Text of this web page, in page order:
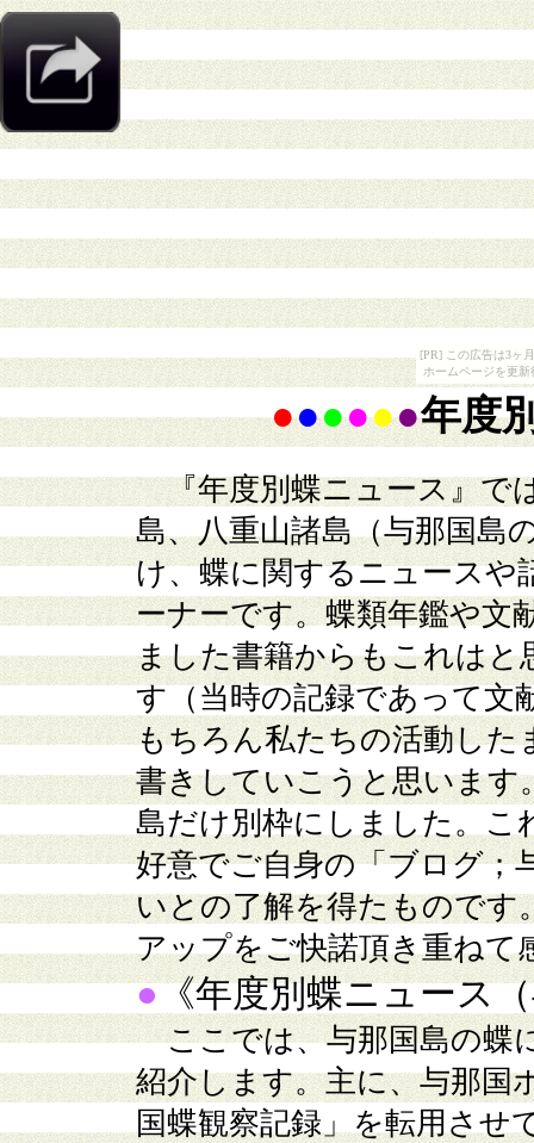
[PR] この広告は3ヶ
ホームページを更
●●●●●●年度
『年度別蝶ニュース』で
島、八重山諸島（与那国島
け、蝶に関するニュースや
ーナーです。蝶類年鑑や文
ました書籍からもこれはと
す（当時の記録であって文
もちろん私たちの活動した
書きしていこうと思います
島だけ別枠にしました。こ
好意でご自身の「ブログ；
いとの了解を得たものです
アップをご快諾頂き重ねて
●《年度別蝶ニュース
ここでは、与那国島の蝶
紹介します。主に、与那国
国蝶観察記録」を転用させ